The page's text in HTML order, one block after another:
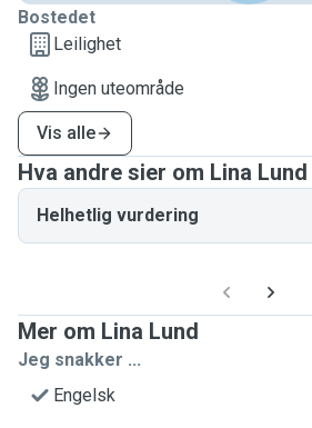
Bostedet
Leilighet
Ingen uteområde
Vis alle
Hva andre sier om Lina Lund
Helhetlig vurdering
Mer om Lina Lund
Jeg snakker ...
Engelsk